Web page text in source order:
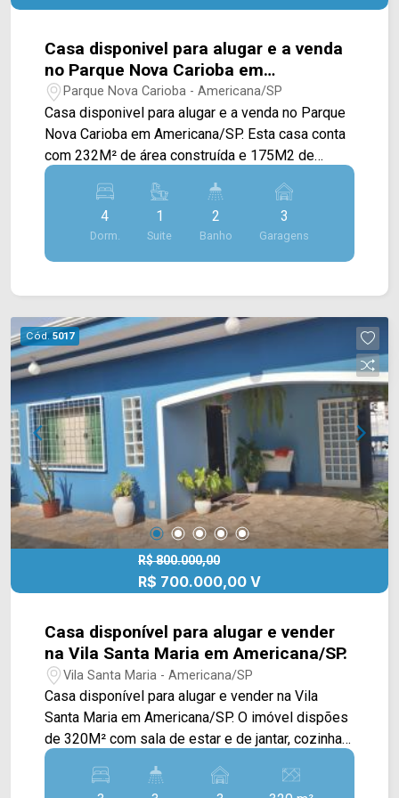
Casa disponivel para alugar e a venda
no Parque Nova Carioba em
Americana/SP.
Parque Nova Carioba - Americana/SP
Casa disponivel para alugar e a venda no Parque
Nova Carioba em Americana/SP. Esta casa conta
com 232M² de área construída e 175M2 de
terreno sendo dispostos em uma ampla sala de
estar e de jantar, uma espaçosa cozinha com
planejados, despensa, sacada, área gourmet com
churrasqueira, piscina e uma ótima área de
serviço. Possui ar condicionado em todos os
social; > 03 vaga de garagem. Esta localizado
próximo a Av. do Compositor, Av. Lírio Correa,
escolas, restaurantes, farmácias, Av. Atílio
Dextro, Av. da Música e entre outros, conta com
fácil acesso a Av. da Saudade, Av. Antônio Pinto
Duarte, Av. Bandeirantes, Av. Nossa Sra. de
Fátima, Av. da Saúde, Rod. Luiz de Queiroz e Rod.
Anhanguera. Entre em contato com a nossa
equipe e agende a sua visita!! WhatsApp e
Telefone Arbix: (19) 3475-4546 ARBIX IMÓVEIS -
Presente em cada mudança!
4
Dorm.
1
Suite
2
Banho
3
Garagens
Cód.5017
R$ 800.000,00
R$ 700.000,00 V
Casa disponível para alugar e vender
na Vila Santa Maria em Americana/SP.
Vila Santa Maria - Americana/SP
Casa disponível para alugar e vender na Vila
Santa Maria em Americana/SP. O imóvel dispões
de 320M² com sala de estar e de jantar, cozinha
planejada, sacada, despensa, escritório, piscina e
área de serviço coberta. Possui também um